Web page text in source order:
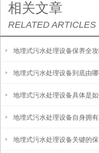
相关文章
RELATED ARTICLES
地埋式污水处理设备保养全攻
让“地下卫士”持续高效运转
地埋式污水处理设备到底由
撑起？核心结构一文拆解
地埋式污水处理设备具体是
安装的呢？
地埋式污水处理设备自身拥
特点呢？
地埋式污水处理设备关键的